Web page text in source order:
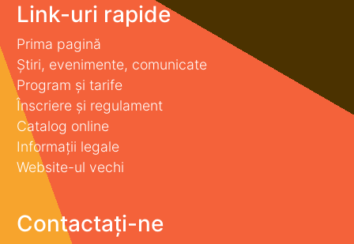
Link-uri rapide
Prima pagină
Știri, evenimente, comunicate
Program și tarife
Înscriere și regulament
Catalog online
Informații legale
Website-ul vechi
Contactați-ne